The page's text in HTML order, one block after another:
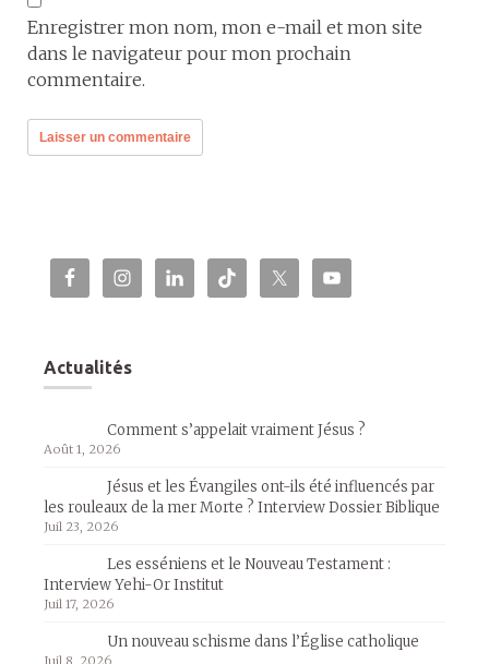
Enregistrer mon nom, mon e-mail et mon site
dans le navigateur pour mon prochain
commentaire.
Actualités
Comment s’appelait vraiment Jésus ?
Août 1, 2026
Jésus et les Évangiles ont-ils été influencés par
les rouleaux de la mer Morte ? Interview Dossier Biblique
Juil 23, 2026
Les esséniens et le Nouveau Testament :
Interview Yehi-Or Institut
Juil 17, 2026
Un nouveau schisme dans l’Église catholique
Juil 8, 2026